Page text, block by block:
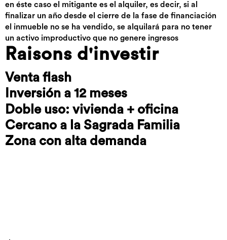
en éste caso el mitigante es el alquiler, es decir, si al
finalizar un año desde el cierre de la fase de financiación
el inmueble no se ha vendido, se alquilará para no tener
un activo improductivo que no genere ingresos
Raisons d'investir
Venta flash
Inversión a 12 meses
Doble uso: vivienda + oficina
Cercano a la Sagrada Familia
Zona con alta demanda